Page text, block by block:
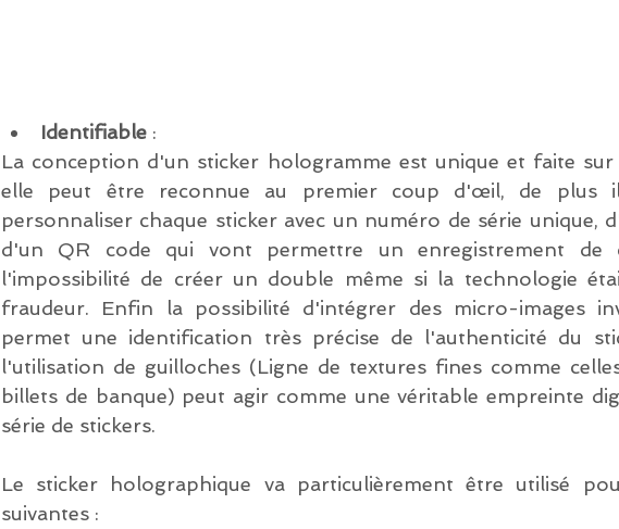
Identifiable :
La conception d'un sticker hologramme est unique et faite sur
elle peut être reconnue au premier coup d'œil, de plus
personnaliser chaque sticker avec un numéro de série unique,
d'un QR code qui vont permettre un enregistrement de
l'impossibilité de créer un double même si la technologie
fraudeur. Enfin la possibilité d'intégrer des micro-images
permet une identification très précise de l'authenticité du
l'utilisation de guilloches (Ligne de textures fines comme
billets de banque) peut agir comme une véritable empreinte
série de stickers.
Le sticker holographique va particulièrement être utilisé
suivantes :